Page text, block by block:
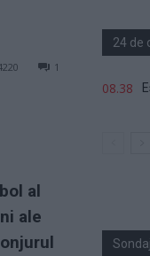
1
al
ale
24 de
08.38
Sondaj